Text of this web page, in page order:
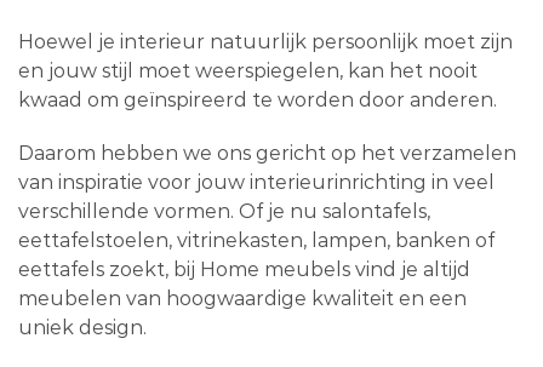
Hoewel je interieur natuurlijk persoonlijk moet zijn
en jouw stijl moet weerspiegelen, kan het nooit
kwaad om geïnspireerd te worden door anderen.
Daarom hebben we ons gericht op het verzamelen
van inspiratie voor jouw interieurinrichting in veel
verschillende vormen. Of je nu salontafels,
eettafelstoelen, vitrinekasten, lampen, banken of
eettafels zoekt, bij Home meubels vind je altijd
meubelen van hoogwaardige kwaliteit en een
uniek design.